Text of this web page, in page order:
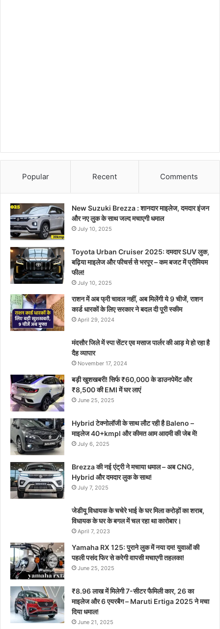
Popular Recent Comments
New Suzuki Brezza : शानदार माइलेज, दमदार इंजन
और नए लुक के साथ जल्द मचाएगी धमाल
July 10, 2025
Toyota Urban Cruiser 2025: दमदार SUV लुक,
बढ़िया माइलेज और फीचर्स से भरपूर – कम बजट में प्रीमियम
फील!
July 10, 2025
राशन में अब फ्री चावल नहीं, अब मिलेंगी ये 9 चीजें, राशन
कार्ड धारकों के लिए सरकार ने बदल दी पूरी स्कीम
April 29, 2024
मंदसौर जिले में स्पा सेंटर एव मसाज पार्लर की आड़ मे हो रहा है
दैह व्यापार
November 17, 2024
बड़ी खुशखबरी! सिर्फ ₹60,000 के डाउनपेमेंट और
₹8,500 की EMI में घर लाएं
June 25, 2025
Hybrid टेक्नोलॉजी के साथ लौट रही है Baleno –
माइलेज 40+kmpl और कीमत आम आदमी की जेब में!
July 6, 2025
Brezza की नई एंट्री ने मचाया धमाल – अब CNG,
Hybrid और दमदार लुक के साथ!
July 7, 2025
जेडीयू विधायक के चचेरे भाई के घर मिला करोड़ों का शराब,
विधायक के घर के बगल में चल रहा था कारोबार।
April 7, 2023
Yamaha RX 125: पुराने लुक में नया दम! युवाओं की
पहली पसंद फिर से करेगी वापसी मचाएगी तहलका!
June 25, 2025
₹8.96 लाख में मिलेगी 7-सीटर फैमिली कार, 26 का
माइलेज और 6 एयरबैग – Maruti Ertiga 2025 ने मचा
दिया धमाल!
June 21, 2025